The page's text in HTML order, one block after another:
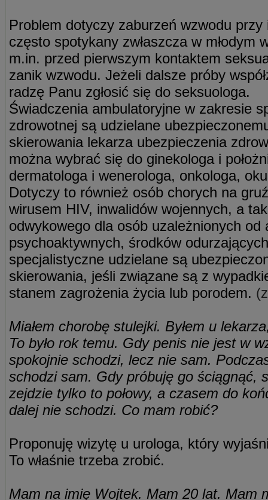
Problem dotyczy zaburzeń wzwodu
często spotykany zwłaszcza w młodym
m.in. przed pierwszym kontaktem
zanik wzwodu. Jeżeli dalsze próby
radzę Panu zgłosić się do seksuologa.
Świadczenia ambulatoryjne w zakresie
zdrowotnej są udzielane
skierowania lekarza ubezpieczenia
można wybrać się do ginekologa i
dermatologa i wenerologa, onkologa,
Dotyczy to również osób chorych na
wirusem HIV, inwalidów wojennych, a
odwykowego dla osób uzależnionych od
psychoaktywnych, środków
specjalistyczne udzielane są
skierowania, jeśli związane są z
stanem zagrożenia życia lub porodem.
Miałem chorobę stulejki. Byłem u
To było rok temu. Gdy penis nie jest w
spokojnie schodzi, lecz nie sam.
schodzi sam. Gdy próbuję go ściągnąć,
zejdzie tylko to połowy, a czasem do
dalej nie schodzi. Co mam robić?
Proponuję wizytę u urologa, który
To właśnie trzeba zrobić.
Mam na imię Wojtek. Mam 20 lat. Mam